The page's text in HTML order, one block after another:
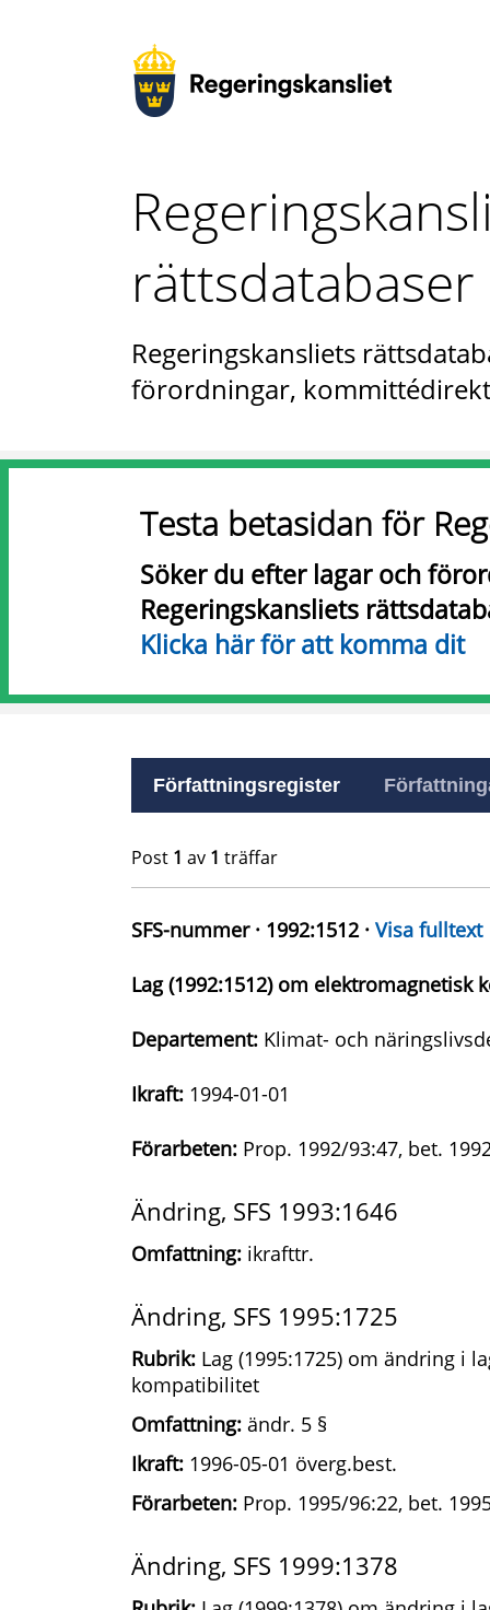
rättsdatabaser
Regeringskansliets
förordningar,
Testa betasidan för
Söker du efter lagar och
Regeringskansliets
Klicka här för att komma dit
Författningsregister
Post 1 av 1 träffar
SFS-nummer · 1992:1512 · Visa fulltext
Lag (1992:1512) om elektromagnetisk
Departement: Klimat- och
Ikraft: 1994-01-01
Förarbeten: Prop. 1992/93:47, bet.
Ändring, SFS 1993:1646
Omfattning: ikrafttr.
Ändring, SFS 1995:1725
Rubrik: Lag (1995:1725) om ändring i
kompatibilitet
Omfattning: ändr. 5 §
Ikraft: 1996-05-01 överg.best.
Förarbeten: Prop. 1995/96:22, bet.
Ändring, SFS 1999:1378